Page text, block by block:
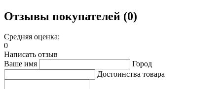
Отзывы покупателей (0)
Средняя оценка:
0
Написать отзыв
Ваше имя
Город
Достоинства товара